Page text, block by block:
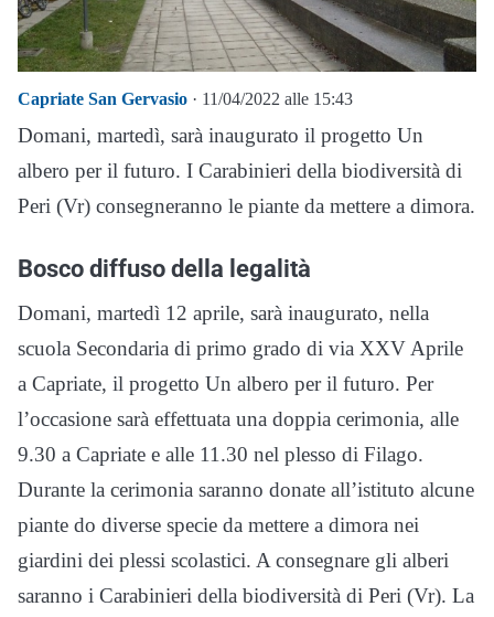
Capriate San Gervasio · 11/04/2022 alle 15:43
Domani, martedì, sarà inaugurato il progetto Un
albero per il futuro. I Carabinieri della biodiversità di
Peri (Vr) consegneranno le piante da mettere a dimora.
Bosco diffuso della legalità
Domani, martedì 12 aprile, sarà inaugurato, nella
scuola Secondaria di primo grado di via XXV Aprile
a Capriate, il progetto Un albero per il futuro. Per
l’occasione sarà effettuata una doppia cerimonia, alle
9.30 a Capriate e alle 11.30 nel plesso di Filago.
Durante la cerimonia saranno donate all’istituto alcune
piante do diverse specie da mettere a dimora nei
giardini dei plessi scolastici. A consegnare gli alberi
saranno i Carabinieri della biodiversità di Peri (Vr). La